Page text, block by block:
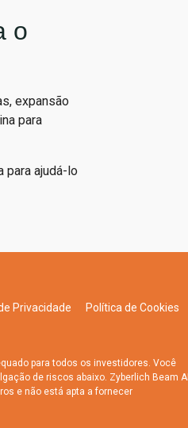
o
expansão
para
para ajudá-lo
Privacidade Política de Cookies
para todos os investidores. Você
de riscos abaixo. Zyberlich Beam AI
e não está apta a fornecer